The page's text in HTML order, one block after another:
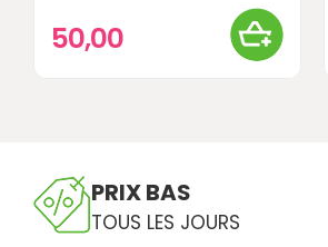
50,00
PRIX BAS
TOUS LES JOURS